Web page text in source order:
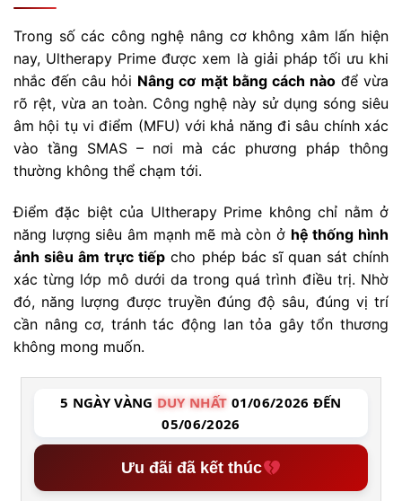
Trong số các công nghệ nâng cơ không xâm lấn hiện
nay, Ultherapy Prime được xem là giải pháp tối ưu khi
nhắc đến câu hỏi Nâng cơ mặt bằng cách nàođể vừa
rõ rệt, vừa an toàn. Công nghệ này sử dụng sóng siêu
âm hội tụ vi điểm (MFU) với khả năng đi sâu chính xác
vào tầng SMAS – nơi mà các phương pháp thông
thường không thể chạm tới.
Điểm đặc biệt của Ultherapy Prime không chỉ nằm ở
năng lượng siêu âm mạnh mẽ mà còn ở hệ thống hình
ảnh siêu âm trực tiếp cho phép bác sĩ quan sát chính
xác từng lớp mô dưới da trong quá trình điều trị. Nhờ
đó, năng lượng được truyền đúng độ sâu, đúng vị trí
cần nâng cơ, tránh tác động lan tỏa gây tổn thương
không mong muốn.
5 NGÀY VÀNG DUY NHẤT 01/06/2026 ĐẾN
05/06/2026
Ưu đãi đã kết thúc